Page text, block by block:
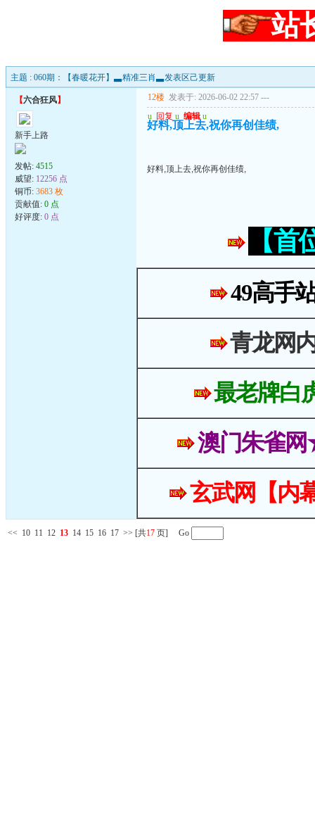
站
主题 : 060期：【春暖花开】▃精准三肖▃发表区己更新
【六合狂风】
新手上路
发帖: 4515
威望: 12256 点
铜币: 3683 枚
贡献值: 0 点
好评度: 0 点
12楼 发表于: 2026-06-02 22:57 ---
u 回复 u 编辑 u
好料,顶上去,祝你再创佳绩,
好料,顶上去,祝你再创佳绩,
【
49高手
青龙网
最老牌白
澳门朱雀
玄武网【内
<< 10 11 12 13 14 15 16 17 >> [共17 页] Go